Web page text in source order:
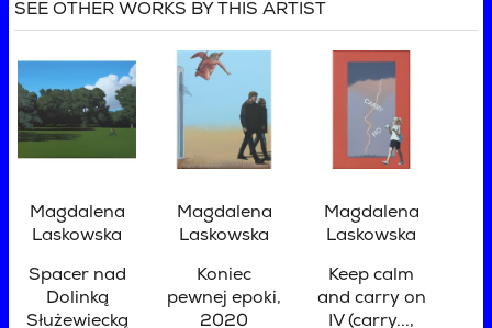
SEE OTHER WORKS BY THIS ARTIST
Magdalena
Laskowska
Spacer nad
Dolinką
Służewiecką
Magdalena
Laskowska
Koniec
pewnej epoki,
2020
Magdalena
Laskowska
Keep calm
and carry on
IV (carry...,